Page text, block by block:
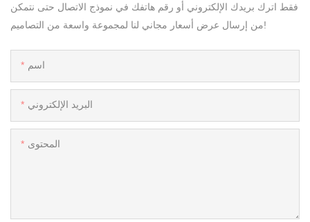
فقط اترك بريدك الإلكتروني أو رقم هاتفك في نموذج الاتصال حتى نتمكن
من إرسال عرض أسعار مجاني لنا لمجموعة واسعة من التصاميم!
اسم
البريد الإلكتروني
المحتوى